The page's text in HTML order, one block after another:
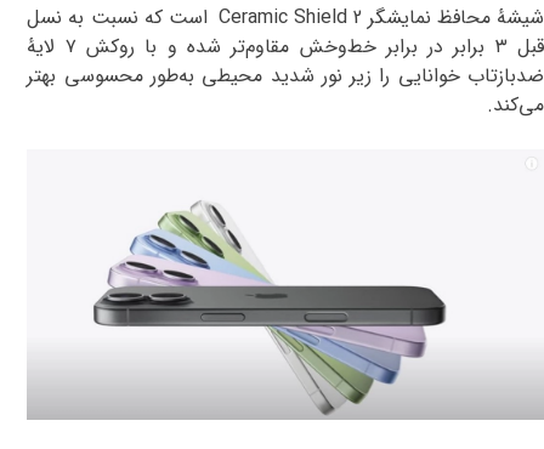
شیشهٔ محافظ نمایشگر Ceramic Shield 2 است که نسبت به نسل
قبل ۳ برابر در برابر خط‌وخش مقاوم‌تر شده و با روکش ۷ لایهٔ
ضدبازتاب خوانایی را زیر نور شدید محیطی به‌طور محسوسی بهتر
می‌کند.